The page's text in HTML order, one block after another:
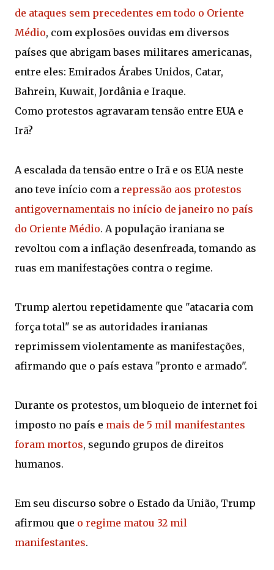
de ataques sem precedentes em todo o Oriente
Médio, com explosões ouvidas em diversos
países que abrigam bases militares americanas,
entre eles: Emirados Árabes Unidos, Catar,
Bahrein, Kuwait, Jordânia e Iraque.
Como protestos agravaram tensão entre EUA e
Irã?
A escalada da tensão entre o Irã e os EUA neste
ano teve início com a repressão aos protestos
antigovernamentais no início de janeiro no país
do Oriente Médio. A população iraniana se
revoltou com a inflação desenfreada, tomando as
ruas em manifestações contra o regime.
Trump alertou repetidamente que "atacaria com
força total" se as autoridades iranianas
reprimissem violentamente as manifestações,
afirmando que o país estava "pronto e armado".
Durante os protestos, um bloqueio de internet foi
imposto no país e mais de 5 mil manifestantes
foram mortos, segundo grupos de direitos
humanos.
Em seu discurso sobre o Estado da União, Trump
afirmou que o regime matou 32 mil
manifestantes.